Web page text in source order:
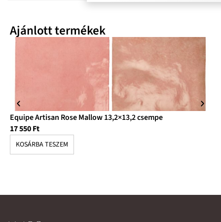
Ajánlott termékek
Equipe Artisan Rose Mallow 13,2×13,2 csempe
17 550Ft
KOSÁRBA TESZEM